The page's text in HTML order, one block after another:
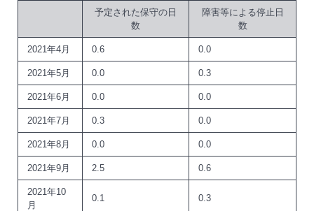
予定された保守の日
数
障害等による停止日
数
2021年4月 0.6 0.0
2021年5月 0.0 0.3
2021年6月 0.0 0.0
2021年7月 0.3 0.0
2021年8月 0.0 0.0
2021年9月 2.5 0.6
2021年10
月
0.1 0.3